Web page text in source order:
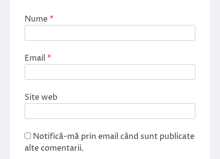
Nume*
Email *
Site web
Notifică-mă prin email când sunt publicate
alte comentarii.